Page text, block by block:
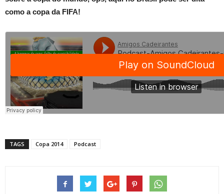
como a copa da FIFA!
TAGS Copa 2014 Podcast